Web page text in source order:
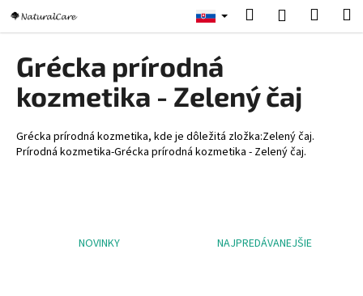
obsah
HľadaťPrihlásenie
Grécka prírodná
kozmetika - Zelený čaj
Grécka prírodná kozmetika, kde je dôležitá zložka:Zelený čaj.
Prírodná kozmetika-Grécka prírodná kozmetika - Zelený čaj.
NOVINKY NAJPREDÁVANEJŠIE
K
o
Č
o
p
o